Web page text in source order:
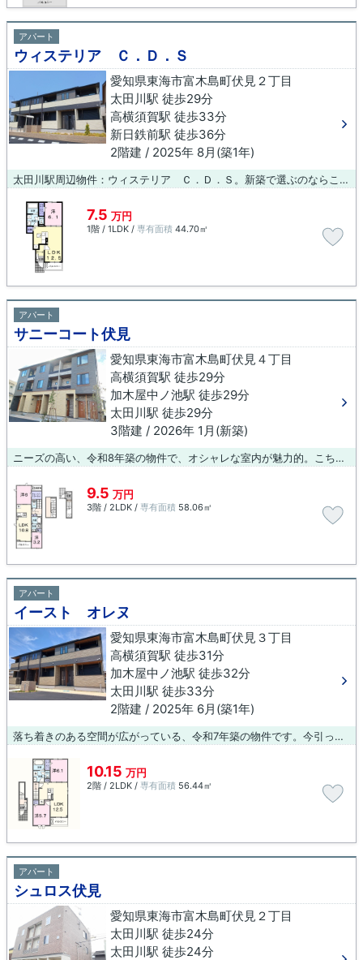
アパート
ウィステリア Ｃ．Ｄ．Ｓ
愛知県東海市富木島町伏見２丁目
太田川駅 徒歩29分
高横須賀駅 徒歩33分
新日鉄前駅 徒歩36分
2階建 / 2025年 8月(築1年)
太田川駅周辺物件：ウィステリア Ｃ．Ｄ．Ｓ。新築で選ぶのならこの物件をご検討してみてはいかがですか。新築にしかない魅力があります。令和7年築のコチラの物件は、落ち着きのある室内が魅力的です。今引っ越しをお考えの方におすすめなのが、こちらのアパートです。こちら太田川近くに立地する賃貸住宅でなら、きっとあなたの希望しているライフスタイルを叶えることができるでしょう。
7.5 万円
1階 / 1LDK / 専有面積 44.70㎡
アパート
サニーコート伏見
愛知県東海市富木島町伏見４丁目
高横須賀駅 徒歩29分
加木屋中ノ池駅 徒歩29分
太田川駅 徒歩29分
3階建 / 2026年 1月(新築)
ニーズの高い、令和8年築の物件で、オシャレな室内が魅力的。こちらの物件はアパートです。新築にこだわりをもつ方には、こちらの新築物件はいかがでしょうか。住まい選びなら当社へお問い合わせください。東海市エリアや太田川近くにある魅力的な物件を多数取り揃えております。
9.5 万円
3階 / 2LDK / 専有面積 58.06㎡
アパート
イースト オレヌ
愛知県東海市富木島町伏見３丁目
高横須賀駅 徒歩31分
加木屋中ノ池駅 徒歩32分
太田川駅 徒歩33分
2階建 / 2025年 6月(築1年)
落ち着きのある空間が広がっている、令和7年築の物件です。今引っ越しをお考えの方におすすめなのが、こちらのアパートです。東海市地域に密着した当社なら、お客様のライフスタイルに適した物件のご紹介ができます。当社スタッフがしっかりと住まい探しをサポート致しますので、まずはご連絡ください。
10.15 万円
2階 / 2LDK / 専有面積 56.44㎡
アパート
シュロス伏見
愛知県東海市富木島町伏見２丁目
太田川駅 徒歩24分
太田川駅 徒歩24分